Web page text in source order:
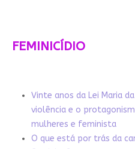
FEMINICÍDIO
Vinte anos da Lei Maria
violência e o
mulheres e feminista
O que está por trás da